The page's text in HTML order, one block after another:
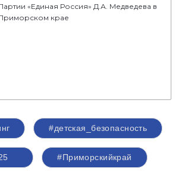
«Единая Россия» Д.А. Медведева в
крае
#детская_безопасность
#Приморскийкрай